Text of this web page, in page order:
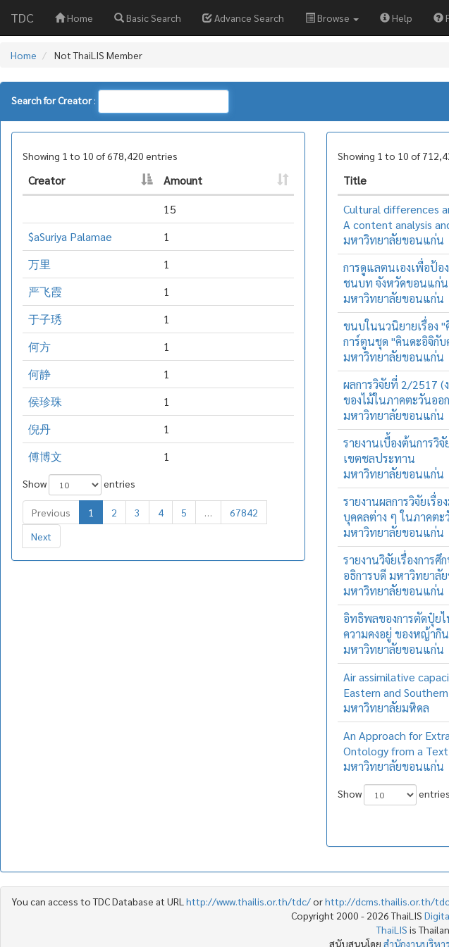
TDC Home Basic Search Advance Search Browse Help
Home Not ThaiLIS Member
Search for Creator:
Showing 1 to 10 of 678,420 entries
Creator
Amount
15
$aSuriya Palamae
1
万里
1
严飞霞
1
于子琇
1
何方
1
何静
1
侯珍珠
1
倪丹
1
傅博文
1
Show entries
Previous 1 2 3 4 5 …
67842
Next
Showing 1 to 10 of
Title
Cultural differences
A content analysis
มหาวิทยาลัยขอนแก่น
การดูแลตนเองเพื่อป้อ
ชนบท จังหวัดขอนแก่น
มหาวิทยาลัยขอนแก่น
ขนบในนวนิยายเรื่อง
การ์ตูนชุด "คินดะอิจิกั
มหาวิทยาลัยขอนแก่น
ผลการวิจัยที่ 2/2517
ของไม้ในภาคตะวันออ
มหาวิทยาลัยขอนแก่น
รายงานเบื้องต้นการวิ
เขตชลประทาน
มหาวิทยาลัยขอนแก่น
รายงานผลการวิจัยเรื่
บุคคลต่าง ๆ ในภาคตะ
มหาวิทยาลัยขอนแก่น
รายงานวิจัยเรื่องการ
อธิการบดี มหาวิทยาลั
มหาวิทยาลัยขอนแก่น
อิทธิพลของการตัดปุ๋ย
ความคงอยู่ ของหญ้ากิ
มหาวิทยาลัยขอนแก่น
Air assimilative
Eastern and
มหาวิทยาลัยมหิดล
An Approach for
Ontology from a Text
มหาวิทยาลัยขอนแก่น
Show entries
You can access to TDC Database at URL http://www.thailis.or.th/tdc/orhttp://dcms.thailis.or.th/
Copyright 2000 - 2026 ThaiLIS
ThaiLIS is
สนับสนุนโดย สำนักงานบริหา